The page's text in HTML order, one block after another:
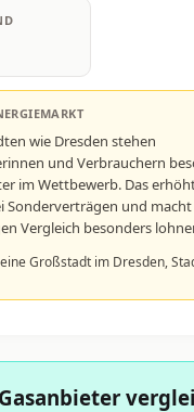
wie Dresden stehen
und Verbrauchern
im Wettbewerb. Das
Sonderverträgen und macht
Vergleich besonders
Großstadt im Dresden,